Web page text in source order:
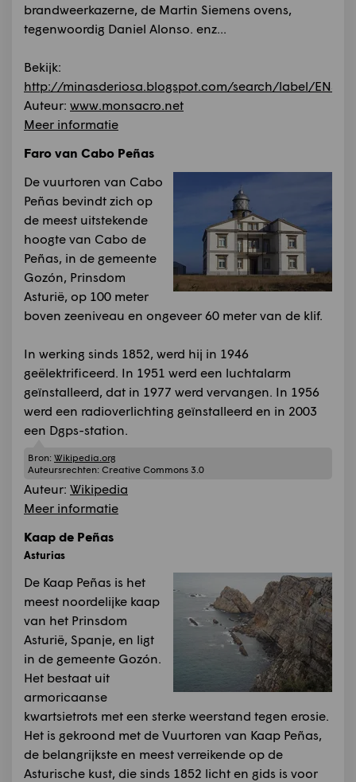
brandweerkazerne, de Martin Siemens ovens,
tegenwoordig Daniel Alonso. enz...
Bekijk:
http://minasderiosa.blogspot.com/search/label/
Auteur: www.monsacro.net
Meer informatie
Faro van Cabo Peñas
De vuurtoren van Cabo
Peñas bevindt zich op
de meest uitstekende
hoogte van Cabo de
Peñas, in de gemeente
Gozón, Prinsdom
Asturië, op 100 meter
boven zeeniveau en ongeveer 60 meter van de klif.
In werking sinds 1852, werd hij in 1946
geëlektrificeerd. In 1951 werd een luchtalarm
geïnstalleerd, dat in 1977 werd vervangen. In 1956
werd een radioverlichting geïnstalleerd en in 2003
een Dgps-station.
Bron: Wikipedia.org
Auteursrechten: Creative Commons 3.0
Auteur: Wikipedia
Meer informatie
Kaap de Peñas
Asturias
De Kaap Peñas is het
meest noordelijke kaap
van het Prinsdom
Asturië, Spanje, en ligt
in de gemeente Gozón.
Het bestaat uit
armoricaanse
kwartsietrots met een sterke weerstand tegen erosie.
Het is gekroond met de Vuurtoren van Kaap Peñas,
de belangrijkste en meest verreikende op de
Asturische kust, die sinds 1852 licht en gids is voor